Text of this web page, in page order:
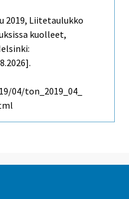
2019, Liitetaulukko
kuolleet,
ton_2019_04_